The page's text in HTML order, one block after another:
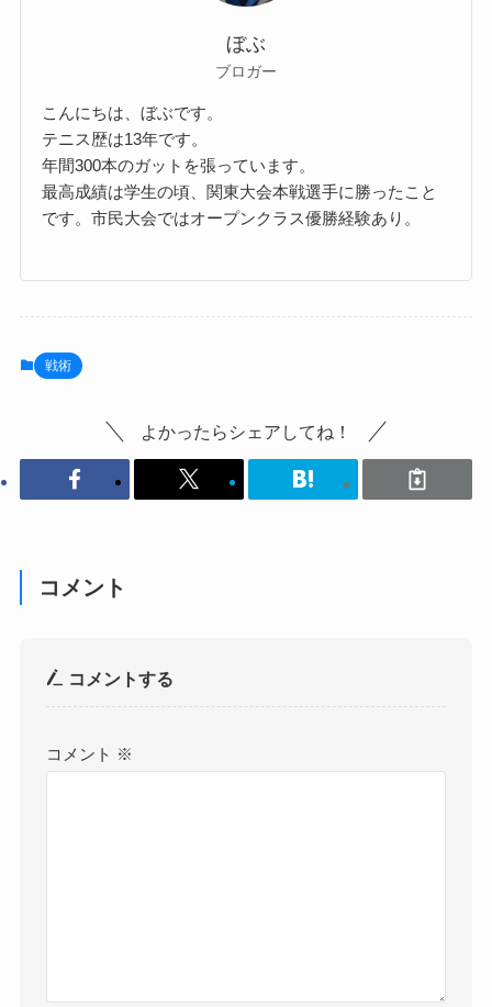
ぼぶ
ブロガー
こんにちは、ぼぶです。
テニス歴は13年です。
年間300本のガットを張っています。
最高成績は学生の頃、関東大会本戦選手に勝ったこと
です。市民大会ではオープンクラス優勝経験あり。
戦術
よかったらシェアしてね！
コメント
コメントする
コメント ※